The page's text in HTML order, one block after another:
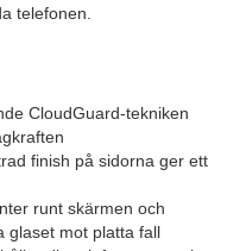
telefonen.
CloudGuard-tekniken
finish på sidorna ger ett
runt skärmen och
glaset mot platta fall